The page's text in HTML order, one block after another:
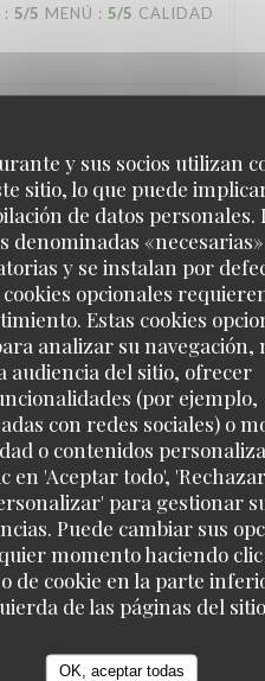
y sus socios utilizan
sitio, lo que puede
de datos personales.
denominadas
y se instalan por
opcionales
Estas cookies
analizar su navegación,
audiencia del sitio, ofrecer
(por ejemplo,
con redes sociales) o
o contenidos
en 'Aceptar todo',
para gestionar
Puede cambiar sus
momento haciendo
de cookie en la parte
de las páginas del
OK, aceptar todas
: 5/5 MENÚ : 5/5 CALIDAD
personnel très
2
: 5/5 MENÚ: 5/5 CALIDAD
3